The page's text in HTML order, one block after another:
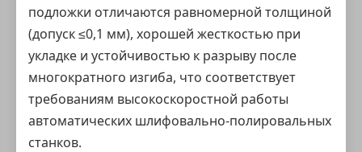
подложки отличаются равномерной толщиной
(допуск ≤0,1 мм), хорошей жесткостью при
укладке и устойчивостью к разрыву после
многократного изгиба, что соответствует
требованиям высокоскоростной работы
автоматических шлифовально-полировальных
станков.